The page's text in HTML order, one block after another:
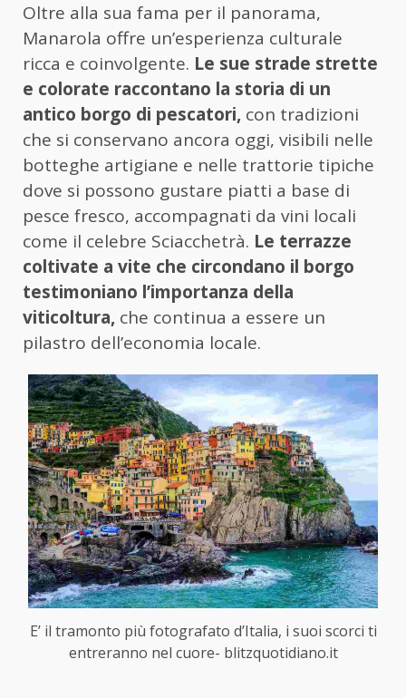
Oltre alla sua fama per il panorama,
Manarola offre un’esperienza culturale
ricca e coinvolgente. Le sue strade strette
e colorate raccontano la storia di un
antico borgo di pescatori, con tradizioni
che si conservano ancora oggi, visibili nelle
botteghe artigiane e nelle trattorie tipiche
dove si possono gustare piatti a base di
pesce fresco, accompagnati da vini locali
come il celebre Sciacchetrà. Le terrazze
coltivate a vite che circondano il borgo
testimoniano l’importanza della
viticoltura, che continua a essere un
pilastro dell’economia locale.
E’ il tramonto più fotografato d’Italia, i suoi scorci ti
entreranno nel cuore- blitzquotidiano.it